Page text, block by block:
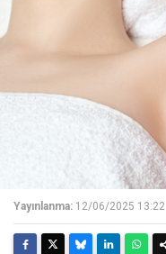
Yayınlanma: 12/06/2025 13:22